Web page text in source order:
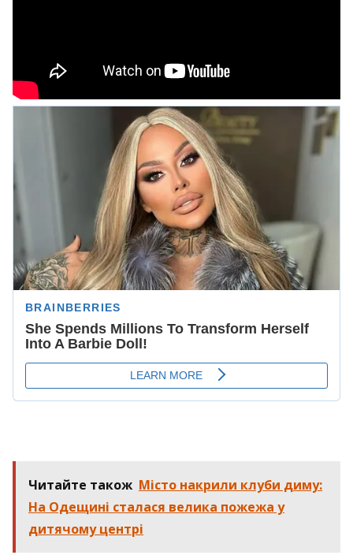
Читайте також Місто накрили клуби диму:
На Одещині сталася велика пожежа у
дитячому центрі